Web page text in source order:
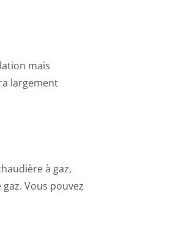
mais
largement
à gaz,
Vous pouvez